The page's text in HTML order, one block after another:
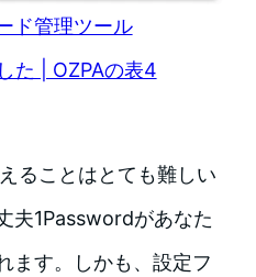
ド管理ツール
た | OZPAの表4
ることはとても難しい
夫1Passwordがあなた
ます。しかも、設定フ